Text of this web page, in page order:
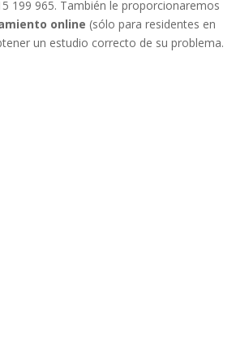
199 965. También le proporcionaremos
online (sólo para residentes en
un estudio correcto de su problema.